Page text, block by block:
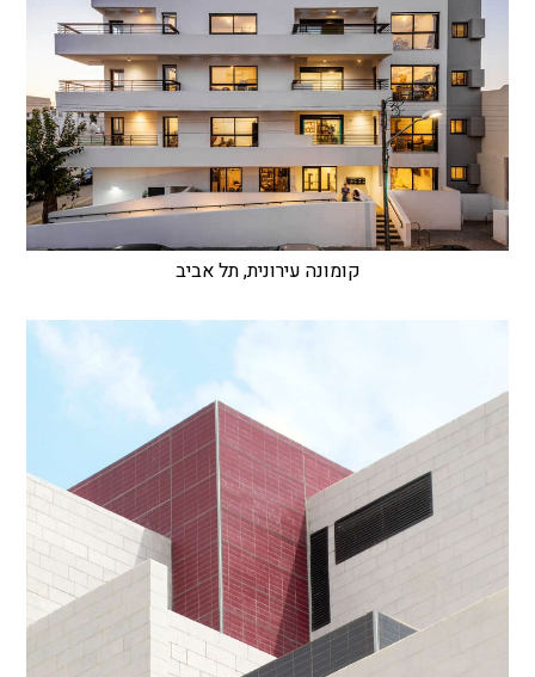
קומונה עירונית, תל אביב